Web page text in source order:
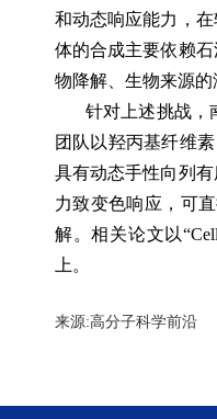
和动态响应能力，
体的合成主要依赖
物降解、生物来源
针对上述挑战，
团队以羟丙基纤维
具有动态手性向列
力致变色响应，可
解。相关论文以
上。
来源:高分子科学前